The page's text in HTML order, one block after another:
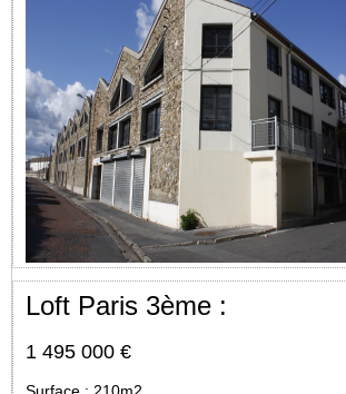
Loft Paris 3ème :
1 495 000 €
Surface : 210m2